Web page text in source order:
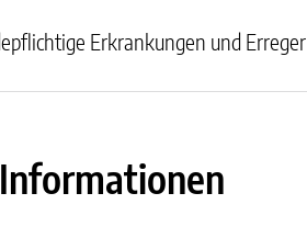
Erkrankungen und Erreger